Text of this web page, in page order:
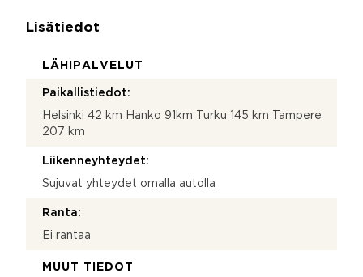
Lisätiedot
LÄHIPALVELUT
Paikallistiedot:
Helsinki 42 km Hanko 91km Turku 145 km Tampere
207 km
Liikenneyhteydet:
Sujuvat yhteydet omalla autolla
Ranta:
Ei rantaa
MUUT TIEDOT